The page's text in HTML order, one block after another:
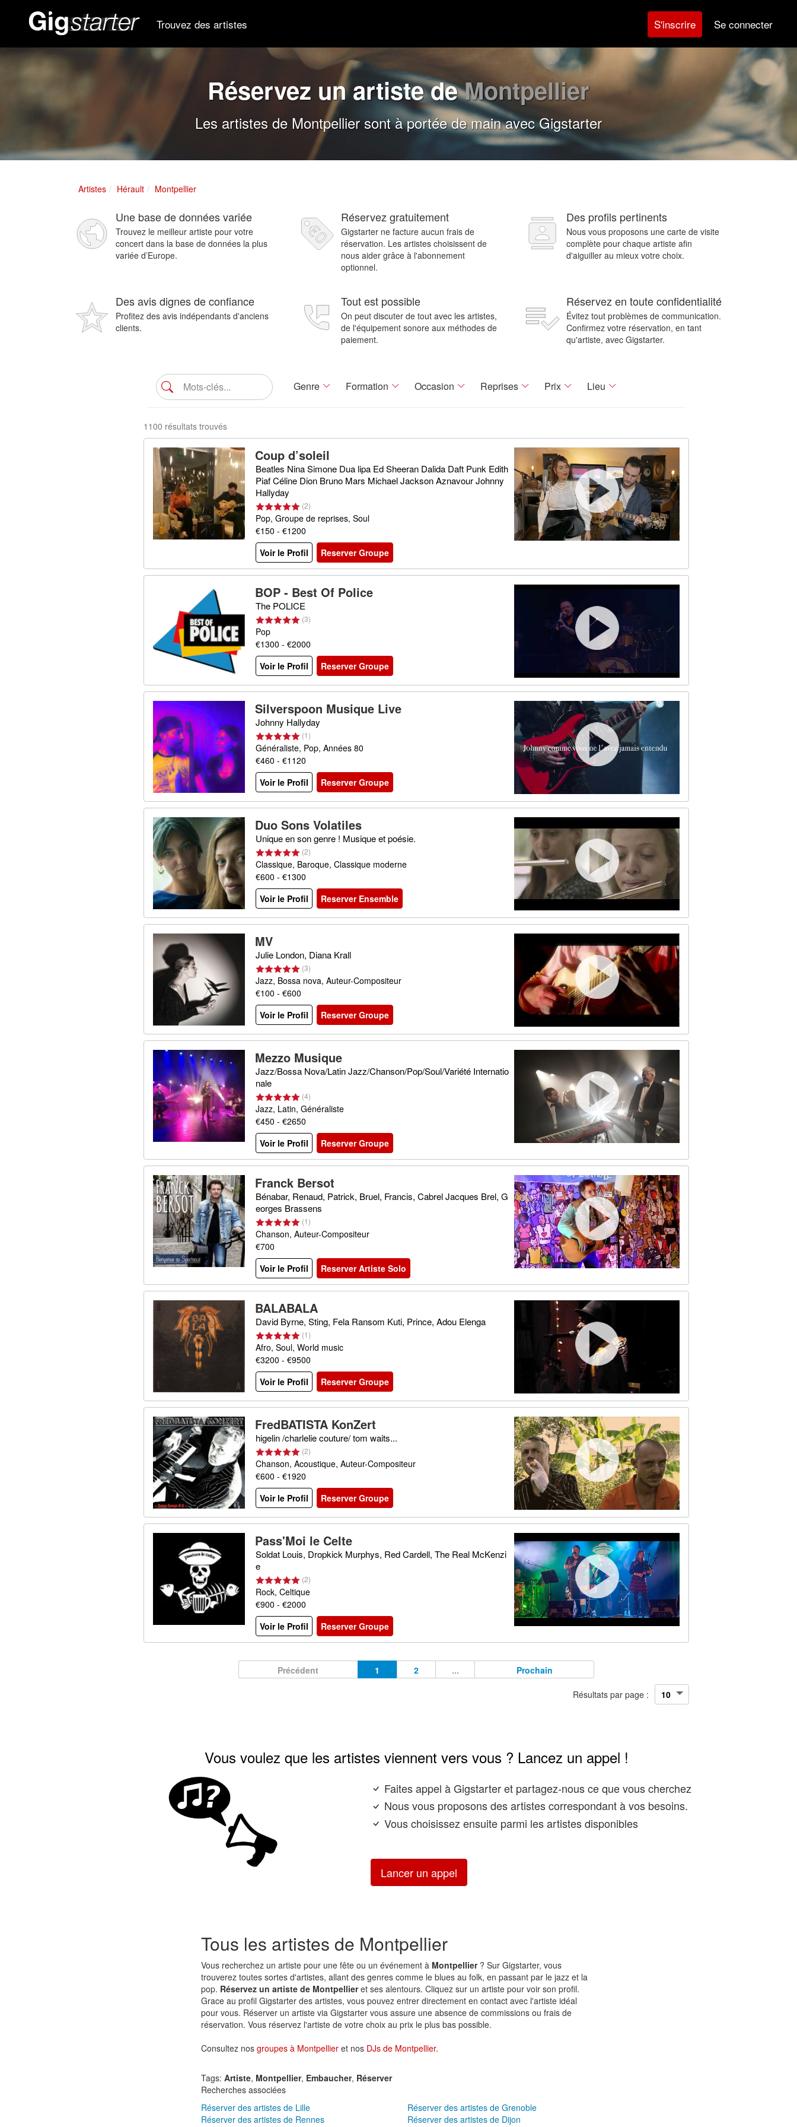
Trouvez des artistes S'inscrire Se connecter
Réservez un artiste deMontpellier
Les artistes de Montpellier sont à portée de main avec Gigstarter
Artistes Hérault Montpellier
Une base de données variée
Trouvez le meilleur artiste pour votre
concert dans la base de données la plus
variée d’Europe.
Réservez gratuitement
Gigstarter ne facture aucun frais de
réservation. Les artistes choisissent de
nous aider grâce à l'abonnement
optionnel.
Des profils pertinents
Nous vous proposons une carte de visite
complète pour chaque artiste afin
d'aiguiller au mieux votre choix.
Des avis dignes de confiance
Profitez des avis indépendants d'anciens
clients.
Tout est possible
On peut discuter de tout avec les artistes,
de l'équipement sonore aux méthodes de
paiement.
Réservez en toute confidentialité
Évitez tout problèmes de communication.
Confirmez votre réservation, en tant
qu'artiste, avec Gigstarter.
Genre Formation Occasion Reprises Prix Lieu
1100 résultats trouvés
Coup d’soleil
Beatles Nina Simone Dua lipa Ed Sheeran Dalida Daft Punk Edith
Piaf Céline Dion Bruno Mars Michael Jackson Aznavour Johnny
Hallyday
(2)
Pop, Groupe de reprises, Soul
€150 - €1200
Voir le Profil
Reserver Groupe
BOP - Best Of Police
The POLICE
(3)
Pop
€1300 - €2000
Voir le Profil
Reserver Groupe
Silverspoon Musique Live
Johnny Hallyday
(1)
Généraliste, Pop, Années 80
€460 - €1120
Voir le Profil
Reserver Groupe
Duo Sons Volatiles
Unique en son genre ! Musique et poésie.
(2)
Classique, Baroque, Classique moderne
€600 - €1300
Voir le Profil
Reserver Ensemble
MV
Julie London, Diana Krall
(3)
Jazz, Bossa nova, Auteur-Compositeur
€100 - €600
Voir le Profil
Reserver Groupe
Mezzo Musique
Jazz/Bossa Nova/Latin Jazz/Chanson/Pop/Soul/Variété Internatio
nale
(4)
Jazz, Latin, Généraliste
€450 - €2650
Voir le Profil
Reserver Groupe
Franck Bersot
Bénabar, Renaud, Patrick, Bruel, Francis, Cabrel Jacques Brel, G
eorges Brassens
(1)
Chanson, Auteur-Compositeur
€700
Voir le Profil
Reserver Artiste Solo
BALABALA
David Byrne, Sting, Fela Ransom Kuti, Prince, Adou Elenga
(1)
Afro, Soul, World music
€3200 - €9500
Voir le Profil
Reserver Groupe
FredBATISTA KonZert
higelin /charlelie couture/ tom waits...
(2)
Chanson, Acoustique, Auteur-Compositeur
€600 - €1920
Voir le Profil
Reserver Groupe
Pass'Moi le Celte
Soldat Louis, Dropkick Murphys, Red Cardell, The Real McKenzi
e
(2)
Rock, Celtique
€900 - €2000
Voir le Profil
Reserver Groupe
Précédent 1 2 ... Prochain
Résultats par page :
Vous voulez que les artistes viennent vers vous ? Lancez un appel !
Faites appel à Gigstarter et partagez-nous ce que vous cherchez
Nous vous proposons des artistes correspondant à vos besoins.
Vous choisissez ensuite parmi les artistes disponibles
Lancer un appel
Tous les artistes de Montpellier
Vous recherchez un artiste pour une fête ou un événement à Montpellier? Sur Gigstarter, vous
trouverez toutes sortes d'artistes, allant des genres comme le blues au folk, en passant par le jazz et la
pop. Réservez un artiste de Montpellieret ses alentours. Cliquez sur un artiste pour voir son profil.
Grace au profil Gigstarter des artistes, vous pouvez entrer directement en contact avec l'artiste idéal
pour vous. Réserver un artiste via Gigstarter vous assure une absence de commissions ou frais de
réservation. Vous réservez l'artiste de votre choix au prix le plus bas possible.
Consultez nos groupes à Montpellier et nos DJs de Montpellier.
Tags: Artiste, Montpellier, Embaucher, Réserver
Recherches associées
Réserver des artistes de Lille
Réserver des artistes de Rennes
Réserver des artistes de Grenoble
Réserver des artistes de Dijon